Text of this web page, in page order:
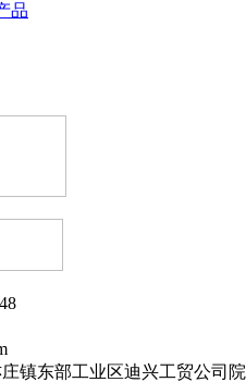
品
镇东部工业区迪兴工贸公司